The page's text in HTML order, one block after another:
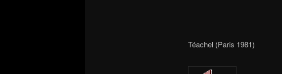
Téachel (Paris 1981)